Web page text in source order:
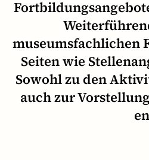
museumsfachlichen
Seiten wie
Sowohl zu den
auch zur